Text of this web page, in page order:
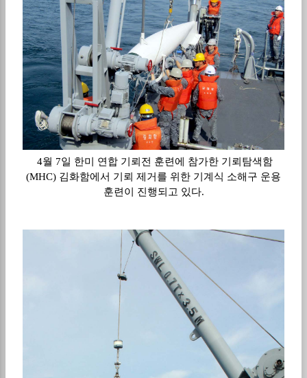
4월 7일 한미 연합 기뢰전 훈련에 참가한 기뢰탐색함
(MHC) 김화함에서 기뢰 제거를 위한 기계식 소해구 운용
훈련이 진행되고 있다.